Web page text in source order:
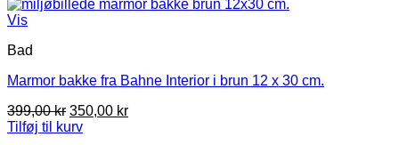
Vis
Bad
Marmor bakke fra Bahne Interior i brun 12 x 30 cm.
399,00kr Den
oprindelige
350,00 krDen
Tilføj til kurv